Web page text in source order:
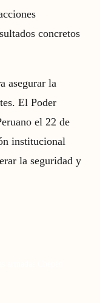
concretos
asegurar la
El Poder
el 22 de
institucional
la seguridad y